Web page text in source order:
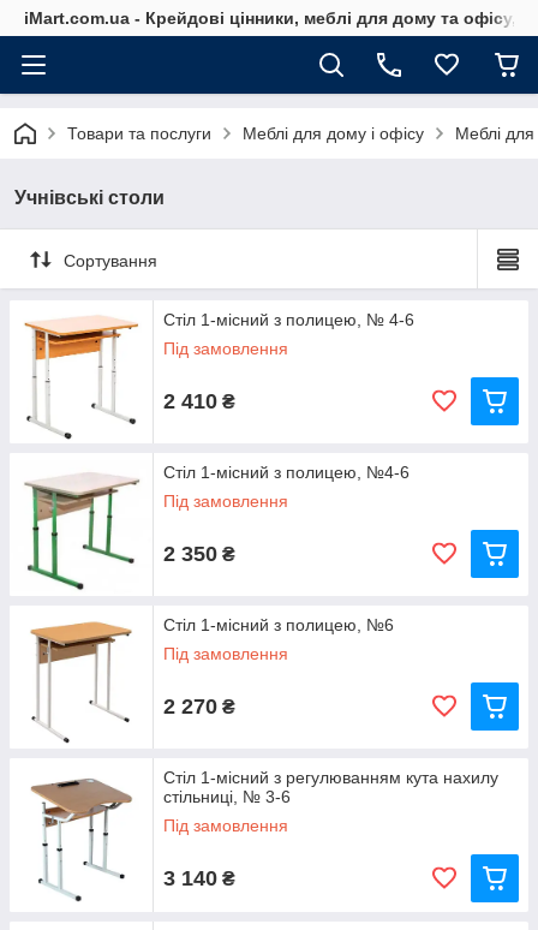
iMart.com.ua - Крейдові цінники, меблі для дому та офісу,
Товари та послуги Меблі для дому і офісу Меблі для
Учнівські столи
Сортування
Стіл 1-місний з полицею, № 4-6
Під замовлення
2 410 ₴
Стіл 1-місний з полицею, №4-6
Під замовлення
2 350 ₴
Стіл 1-місний з полицею, №6
Під замовлення
2 270 ₴
Стіл 1-місний з регулюванням кута нахилу
стільниці, № 3-6
Під замовлення
3 140 ₴